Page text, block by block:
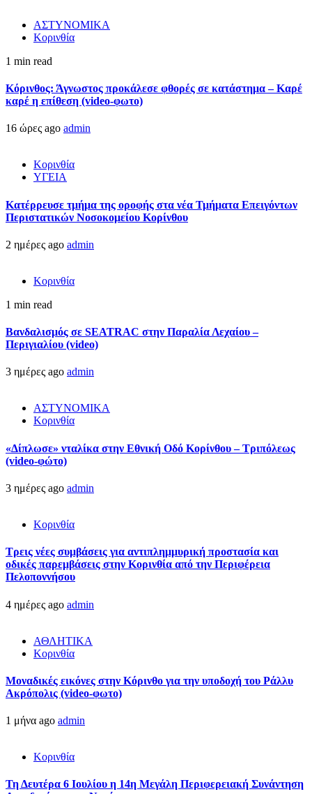
ΑΣΤΥΝΟΜΙΚΑ
Κορινθία
1 min read
Κόρινθος: Άγνωστος προκάλεσε φθορές σε κατάστημα – Καρέ
καρέ η επίθεση (video-φωτο)
16 ώρες ago admin
Κορινθία
ΥΓΕΙΑ
Kατέρρευσε τμήμα της οροφής στα νέα Τμήματα Επειγόντων
Περιστατικών Νοσοκομείου Κορίνθου
2 ημέρες ago admin
Κορινθία
1 min read
Βανδαλισμός σε SEATRAC στην Παραλία Λεχαίου –
Περιγιαλίου (video)
3 ημέρες ago admin
ΑΣΤΥΝΟΜΙΚΑ
Κορινθία
«Δίπλωσε» νταλίκα στην Εθνική Oδό Κορίνθου – Τριπόλεως
(video-φώτο)
3 ημέρες ago admin
Κορινθία
Τρεις νέες συμβάσεις για αντιπλημμυρική προστασία και
οδικές παρεμβάσεις στην Κορινθία από την Περιφέρεια
Πελοποννήσου
4 ημέρες ago admin
ΑΘΛΗΤΙΚΑ
Κορινθία
Μοναδικές εικόνες στην Κόρινθο για την υποδοχή του Ράλλυ
Ακρόπολις (video-φωτο)
1 μήνα ago admin
Κορινθία
Τη Δευτέρα 6 Ιουλίου η 14η Μεγάλη Περιφερειακή Συνάντηση